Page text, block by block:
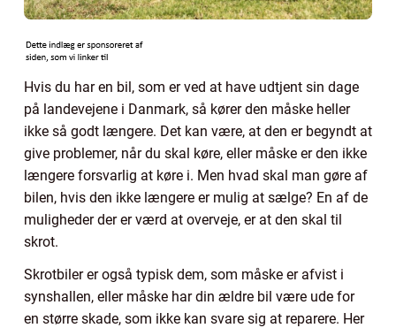
Hvis du har en bil, som er ved at have udtjent sin dage
på landevejene i Danmark, så kører den måske heller
ikke så godt længere. Det kan være, at den er begyndt at
give problemer, når du skal køre, eller måske er den ikke
længere forsvarlig at køre i. Men hvad skal man gøre af
bilen, hvis den ikke længere er mulig at sælge? En af de
muligheder der er værd at overveje, er at den skal til
skrot.
Skrotbiler er også typisk dem, som måske er afvist i
synshallen, eller måske har din ældre bil være ude for
en større skade, som ikke kan svare sig at reparere. Her